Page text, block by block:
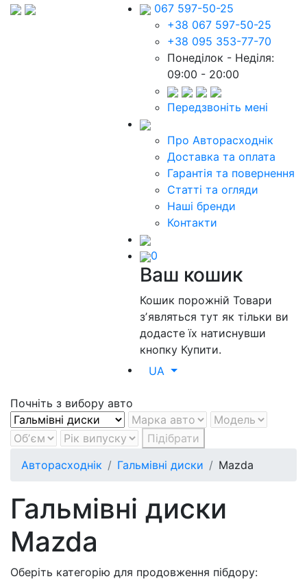
067 597-50-25
+38 067 597-50-25
+38 095 353-77-70
Понеділок - Неділя:
09:00 - 20:00
Передзвоніть мені
Про Авторасходнік
Доставка та оплата
Гарантія та повернення
Статті та огляди
Наші бренди
Контакти
0
Ваш кошик
Кошик порожнійТовари
зʼявляться тут як тільки ви
додасте їх натиснувши
кнопку Купити.
UA
Почніть з вибору авто
Підібрати
Авторасходнік
Гальмівні диски Mazda
Гальмівні диски
Mazda
Оберіть категорію для продовження пібдору: